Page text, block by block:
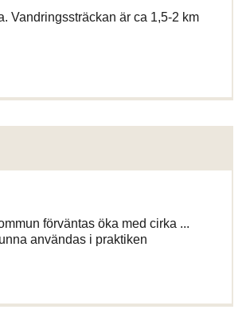
Vandringssträckan är ca 1,5-2 km
förväntas öka med cirka ...
användas i praktiken